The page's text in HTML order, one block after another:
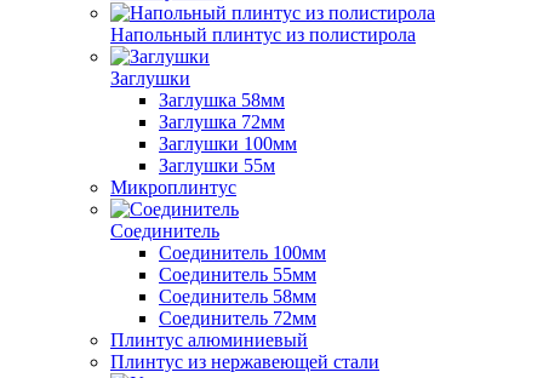
Напольный плинтус из полистирола
Заглушки
Заглушка 58мм
Заглушка 72мм
Заглушки 100мм
Заглушки 55м
Микроплинтус
Соединитель
Соединитель 100мм
Соединитель 55мм
Соединитель 58мм
Соединитель 72мм
Плинтус алюминиевый
Плинтус из нержавеющей стали